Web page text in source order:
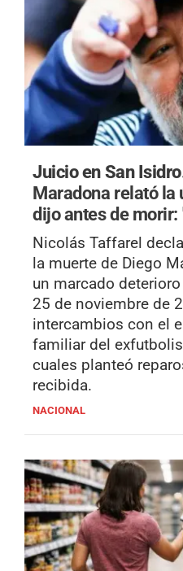
Juicio en San
Maradona relató la
dijo antes de morir:
Nicolás Taffarel
la muerte de Diego
un marcado
25 de noviembre de
intercambios con el
familiar del
cuales planteó
recibida.
NACIONAL